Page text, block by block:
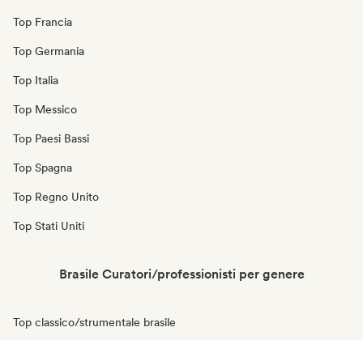
Top Francia
Top Germania
Top Italia
Top Messico
Top Paesi Bassi
Top Spagna
Top Regno Unito
Top Stati Uniti
Brasile Curatori/professionisti per genere
Top classico/strumentale brasile